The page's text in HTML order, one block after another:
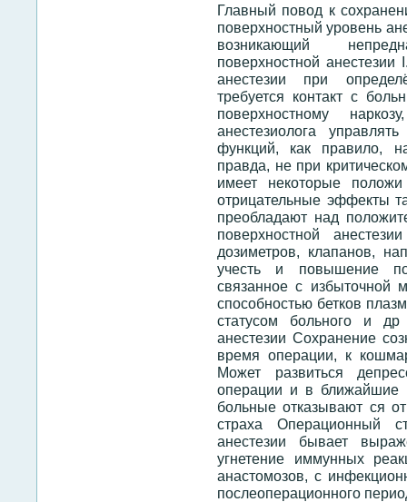
Главный повод к
поверхностный уровень
возникающий
поверхностной
анестезии при
требуется контакт с
поверхностному
анестезиолога
функций, как правило,
правда, не при
имеет некоторые
отрицательные эффекты
преобладают над
поверхностной
дозиметров, клапанов,
учесть и повышение
связанное с избыточной
способностью бетков
статусом больного и др
анестезии Сохранение
время операции, к
Может развиться
операции и в ближайшие
больные отказывают ся
страха Операционный
анестезии бывает
угнетение иммунных
анастомозов, с
послеоперационного